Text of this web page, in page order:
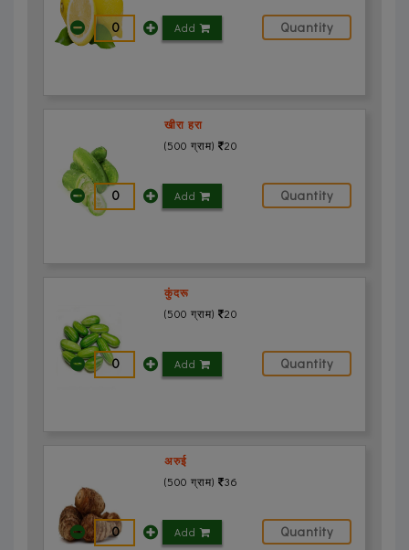
Add
खीरा हरा
(500 ग्राम) 20
Add
कुंदरू
(500 ग्राम) 20
Add
अरुई
(500 ग्राम) 36
Add